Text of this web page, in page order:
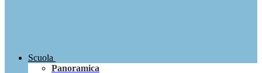
Scuola
Panoramica